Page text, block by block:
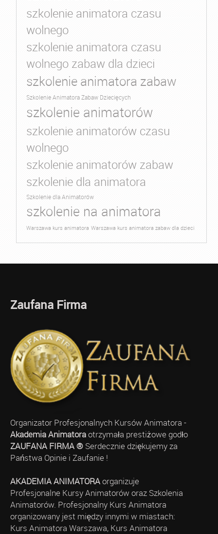
szkolenie animatora czasu
wolnego
szkolenie animatora czasu
wolnego zabaw dla dzieci
szkolenie animatora zabaw
Szkolenie Animatora Zabaw Dziecięcych
szkolenie animatorów
szkolenie animatorów czasu
wolnego
szkolenie animatorów zabaw
szkolenie dla animatora
Szkolenie dla Animatorów
szkolenie na animatora
Warszawa kurs animatora Warszawa kurs animatora zabaw dla dzieci
Zaufana Firma
Organizator Profesjonalnych Kursów Animatora -
Akademia Animatoraotrzymała prestiżowe godło
ZAUFANA FIRMA ®Serdecznie dziękujemy za
Państwa Opinie i Zaufanie !
AKADEMIA ANIMATORAorganizuje
Profesjonalne Kursy Animatorów oraz Szkolenia
Animatorów. Profesjonalny Kurs Animatora
organizowany jest między innymi w miastach:
Kurs Animatora Warszawa, Kurs Animatora